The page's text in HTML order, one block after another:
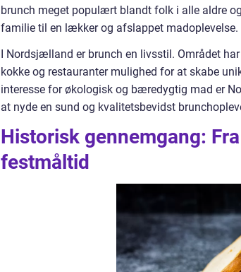
brunch meget populært blandt folk i alle aldre
familie til en lækker og afslappet madoplevelse.
I Nordsjælland er brunch en livsstil. Området
kokke og restauranter mulighed for at skabe
interesse for økologisk og bæredygtig mad er
at nyde en sund og kvalitetsbevidst
Historisk gennemgang:
festmåltid